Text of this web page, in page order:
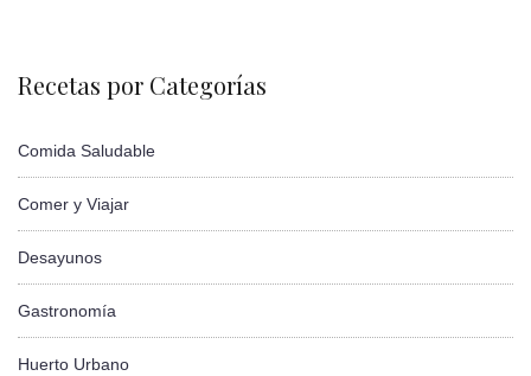
Recetas por Categorías
Comida Saludable
Comer y Viajar
Desayunos
Gastronomía
Huerto Urbano